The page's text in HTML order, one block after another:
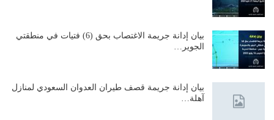
بيان إدانة جريمة الاغتصاب بحق (6) فتيات في منطقتي
الجوير…
بيان إدانة جريمة قصف طيران العدوان السعودي لمنازل
آهلة…